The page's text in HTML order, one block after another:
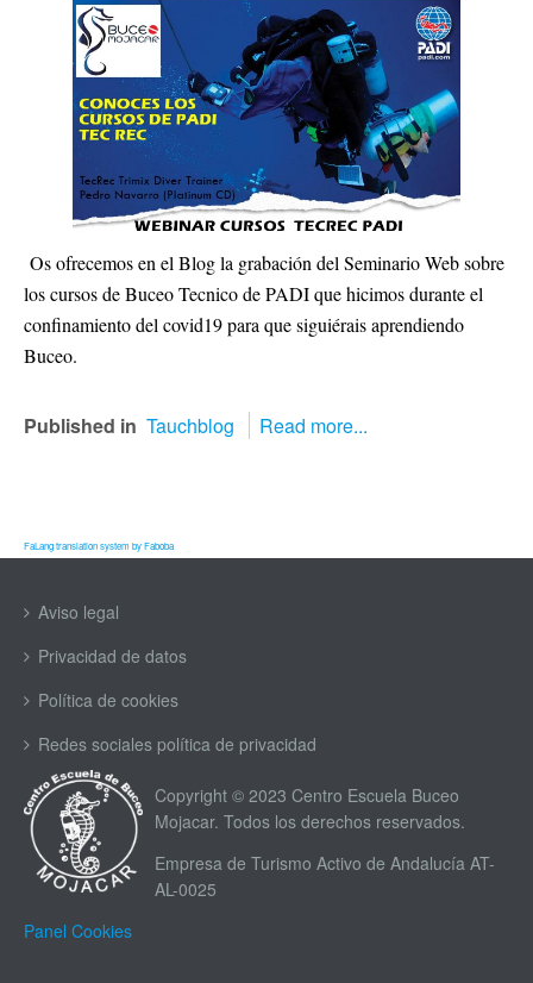
Os ofrecemos en el Blog la grabación del Seminario Web sobre
los cursos de Buceo Tecnico de PADI que hicimos durante el
confinamiento del covid19 para que siguiérais aprendiendo
Buceo.
Published in Tauchblog Read more...
FaLang translation system by Faboba
Aviso legal
Privacidad de datos
Política de cookies
Redes sociales política de privacidad
Copyright © 2023 Centro Escuela Buceo
Mojacar. Todos los derechos reservados.
Empresa de Turismo Activo de Andalucía AT-
AL-0025
Panel Cookies